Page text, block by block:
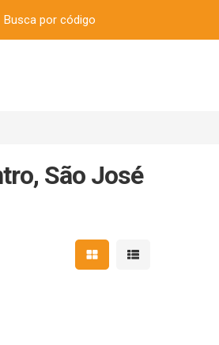
São José
Mostrar resultados em
Mostrar